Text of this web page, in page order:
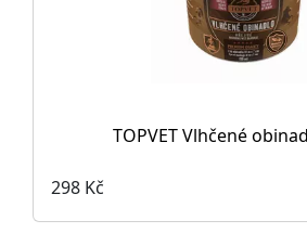
TOPVET Vlhčené
298 Kč